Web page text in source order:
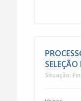
Situação: